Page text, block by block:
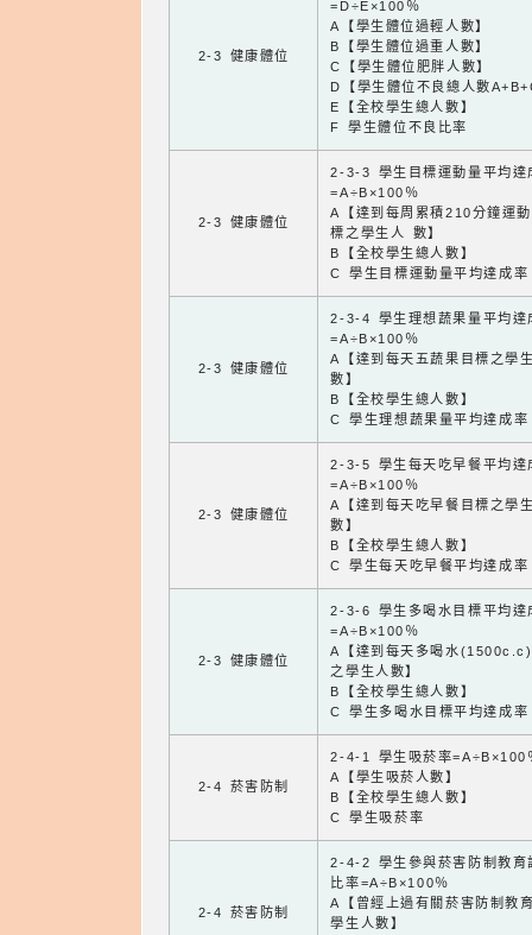
2-3 健康體位
=D÷E×100％
A【學生體位過輕人數】
B【學生體位過重人數】
C【學生體位肥胖人數】
D【學生體位不良總人數
E【全校學生總人數】
F 學生體位不良比率
2-3 健康體位
2-3-3 學生目標運動量平均達
=A÷B×100％
A【達到每周累積210分鐘運
標之學生人 數】
B【全校學生總人數】
C 學生目標運動量平均達成率
2-3 健康體位
2-3-4 學生理想蔬果量平均達
=A÷B×100％
A【達到每天五蔬果目標之學
數】
B【全校學生總人數】
C 學生理想蔬果量平均達成率
2-3 健康體位
2-3-5 學生每天吃早餐平均達
=A÷B×100％
A【達到每天吃早餐目標之學
數】
B【全校學生總人數】
C 學生每天吃早餐平均達成率
2-3 健康體位
2-3-6 學生多喝水目標平均達
=A÷B×100％
A【達到每天多喝水
之學生人數】
B【全校學生總人數】
C 學生多喝水目標平均達成率
2-4 菸害防制
2-4-1 學生吸菸率=A÷B×100
A【學生吸菸人數】
B【全校學生總人數】
C 學生吸菸率
2-4 菸害防制
2-4-2 學生參與菸害防制教育
比率=A÷B×100％
A【曾經上過有關菸害防制教
學生人數】